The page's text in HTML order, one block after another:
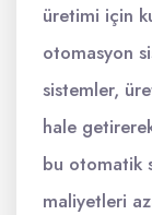
üretimi için
otomasyon
sistemler,
hale
bu otomatik
maliyetleri